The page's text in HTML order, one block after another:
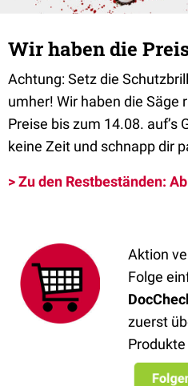
Wir haben die
Achtung: Setz die
umher! Wir haben die Säge
Preise bis zum 14.08. auf’s
keine Zeit und schnapp dir
> Zu den Restbeständen:
Aktion
Folge
zuerst